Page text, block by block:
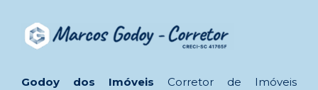
Godoy dos Imóveis Corretor de Imóveis